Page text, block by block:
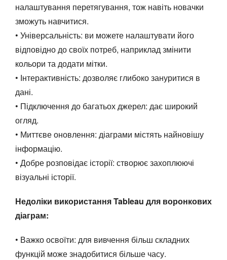
налаштування перетягування, тож навіть новачки
зможуть навчитися.
• Універсальність: ви можете налаштувати його
відповідно до своїх потреб, наприклад змінити
кольори та додати мітки.
• Інтерактивність: дозволяє глибоко зануритися в
дані.
• Підключення до багатьох джерел: дає широкий
огляд.
• Миттєве оновлення: діаграми містять найновішу
інформацію.
• Добре розповідає історії: створює захоплюючі
візуальні історії.
Недоліки використання Tableau для воронкових
діаграм:
• Важко освоїти: для вивчення більш складних
функцій може знадобитися більше часу.